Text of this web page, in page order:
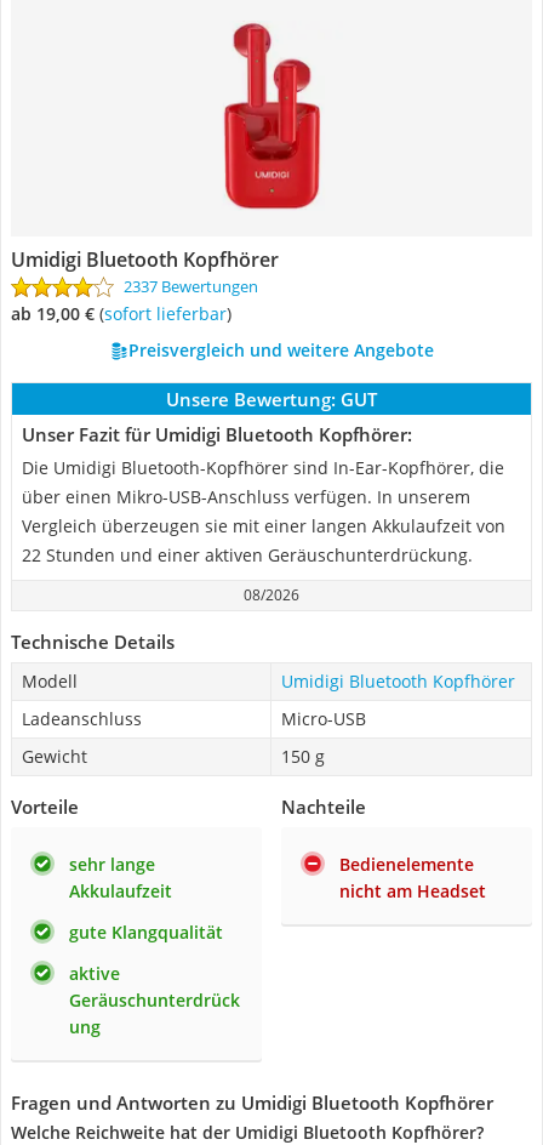
Umidigi Bluetooth Kopfhörer
2337 Bewertungen
ab 19,00 € ( Sofort lieferbar)
Preisvergleich und weitere Angebote
Unsere Bewertung: GUT
Unser Fazit für Umidigi Bluetooth Kopfhörer:
Die Umidigi Bluetooth-Kopfhörer sind In-Ear-Kopfhörer, die
über einen Mikro-USB-Anschluss verfügen. In unserem
Vergleich überzeugen sie mit einer langen Akkulaufzeit von
22 Stunden und einer aktiven Geräuschunterdrückung.
08/2026
Technische Details
Modell
Umidigi Bluetooth Kopfhörer
Ladeanschluss
Micro-USB
Gewicht
150 g
Vorteile
sehr lange
Akkulaufzeit
gute Klangqualität
aktive
Geräuschunterdrück
ung
Nachteile
Bedienelemente
nicht am Headset
Fragen und Antworten zu Umidigi Bluetooth Kopfhörer
Welche Reichweite hat der Umidigi Bluetooth Kopfhörer?